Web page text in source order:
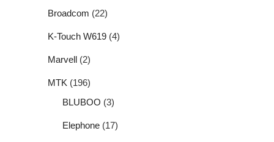
Broadcom (22)
K-Touch W619 (4)
Marvell (2)
MTK (196)
BLUBOO (3)
Elephone (17)